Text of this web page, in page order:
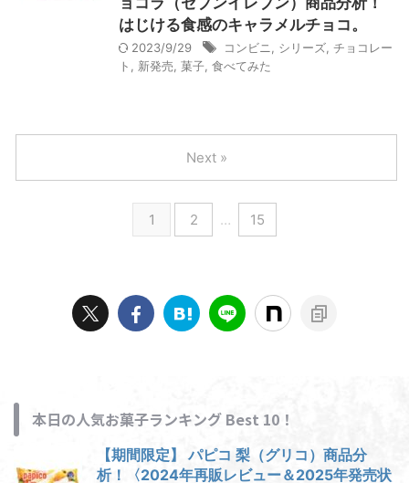
はじける食感のキャラメルチョコ。
2023/9/29 コンビニ, シリーズ, チョコレー
ト , 新発売, 菓子, 食べてみた
1 2 … 15
Next »
本日の人気お菓子ランキング Best 10！
【期間限定】 パピコ 梨（グリコ）商品分
析！〈2024年再販レビュー＆2025年発売状